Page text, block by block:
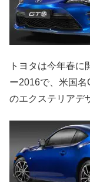
トヨタは今年春に
ー2016で、米国
のエクステリアデ